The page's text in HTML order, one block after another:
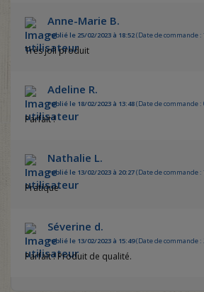
Anne-Marie B.
Publié le 25/02/2023 à 18:52(Date de commande :
Très joli produit
Adeline R.
Publié le 18/02/2023 à 13:48(Date de commande :
Parfait !
Nathalie L.
Publié le 13/02/2023 à 20:27(Date de commande :
Pratique
Séverine d.
Publié le 13/02/2023 à 15:49(Date de commande :
Parfait ! Produit de qualité.